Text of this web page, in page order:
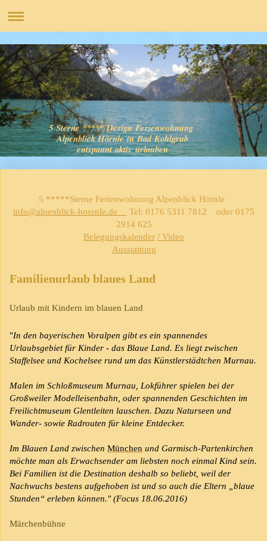
5 Sterne ***** Design Ferienwohnung
Alpenblick Hörnle in Bad Kohlgrub
entspannt aktiv urlauben
5 *****Sterne Ferienwohnung Alpenblick Hörnle
info@alpenblick-hoernle.de
Tel: 0176 5311 7812 oder 0175
2914 625
Belegungskalender / Video
Ausstattung
Familienurlaub blaues Land
Urlaub mit Kindern im blauen Land
"In den bayerischen Voralpen gibt es ein spannendes
Urlaubsgebiet für Kinder - das Blaue Land. Es liegt zwischen
Staffelsee und Kochelsee rund um das Künstlerstädtchen Murnau.
Malen im Schloßmuseum Murnau, Lokführer spielen bei der
Großweiler Modelleisenbahn, oder spannenden Geschichten im
Freilichtmuseum Glentleiten lauschen. Dazu Naturseen und
Wander- sowie Radrouten für kleine Entdecker.
Im Blauen Land zwischen München und Garmisch-Partenkirchen
möchte man als Erwachsender am liebsten noch einmal Kind sein.
Bei Familien ist die Destination deshalb so beliebt, weil der
Nachwuchs bestens aufgehoben ist und so auch die Eltern „blaue
Stunden“ erleben können." (Focus 18.06.2016)
Märchenbühne